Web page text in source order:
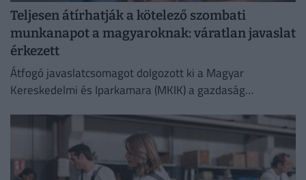
Teljesen átírhatják a kötelező szombati
munkanapot a magyaroknak: váratlan javaslat
érkezett
Átfogó javaslatcsomagot dolgozott ki a Magyar
Kereskedelmi és Iparkamara (MKIK) a gazdaság
kezelése érdekében.